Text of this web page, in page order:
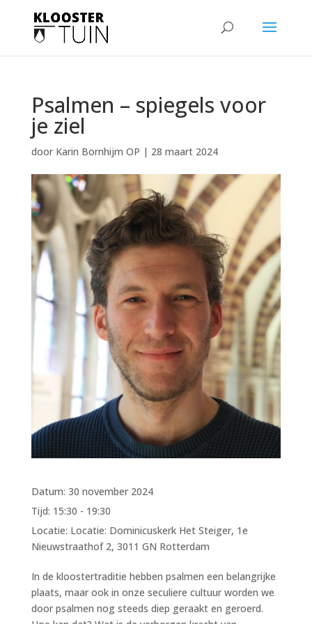
Psalmen – spiegels voor
je ziel
door Karin Bornhijm OP | 28 maart 2024
Datum: 30 november 2024
Tijd: 15:30 - 19:30
Locatie: Locatie: Dominicuskerk Het Steiger, 1e
Nieuwstraathof 2, 3011 GN Rotterdam
In de kloostertraditie hebben psalmen een belangrijke
plaats, maar ook in onze seculiere cultuur worden we
door psalmen nog steeds diep geraakt en geroerd.